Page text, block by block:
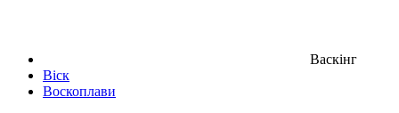
Васкінг
Віск
Воскоплави